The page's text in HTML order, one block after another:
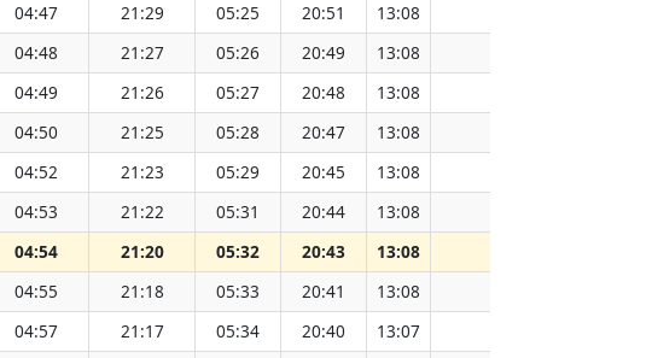
04:47 21:29 05:25 20:51 13:08
04:48 21:27 05:26 20:49 13:08
04:49 21:26 05:27 20:48 13:08
04:50 21:25 05:28 20:47 13:08
04:52 21:23 05:29 20:45 13:08
04:53 21:22 05:31 20:44 13:08
04:54 21:20 05:32 20:43 13:08
04:55 21:18 05:33 20:41 13:08
04:57 21:17 05:34 20:40 13:07